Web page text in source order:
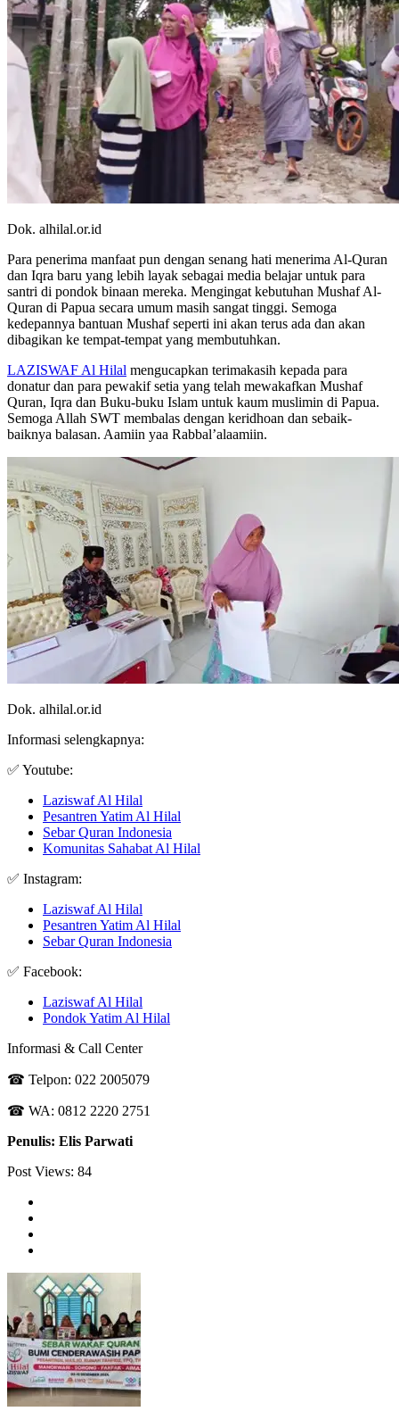
Dok. alhilal.or.id
Para penerima manfaat pun dengan senang hati menerima Al-Quran
dan Iqra baru yang lebih layak sebagai media belajar untuk para
santri di pondok binaan mereka. Mengingat kebutuhan Mushaf Al-
Quran di Papua secara umum masih sangat tinggi. Semoga
kedepannya bantuan Mushaf seperti ini akan terus ada dan akan
dibagikan ke tempat-tempat yang membutuhkan.
LAZISWAF Al Hilal mengucapkan terimakasih kepada para
donatur dan para pewakif setia yang telah mewakafkan Mushaf
Quran, Iqra dan Buku-buku Islam untuk kaum muslimin di Papua.
Semoga Allah SWT membalas dengan keridhoan dan sebaik-
baiknya balasan. Aamiin yaa Rabbal’alaamiin.
Dok. alhilal.or.id
Informasi selengkapnya:
✅ Youtube:
Laziswaf Al Hilal
Pesantren Yatim Al Hilal
Sebar Quran Indonesia
Komunitas Sahabat Al Hilal
✅ Instagram:
Laziswaf Al Hilal
Pesantren Yatim Al Hilal
Sebar Quran Indonesia
✅ Facebook:
Laziswaf Al Hilal
Pondok Yatim Al Hilal
Informasi & Call Center
☎ Telpon: 022 2005079
☎ WA: 0812 2220 2751
Penulis: Elis Parwati
Post Views: 84